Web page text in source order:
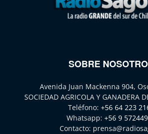
SOBRE
Avenida Juan Mackenna 904,
SOCIEDAD AGRICOLA Y GANADERA
Teléfono: +56 64 223
Whatsapp: +56 9
Contacto: